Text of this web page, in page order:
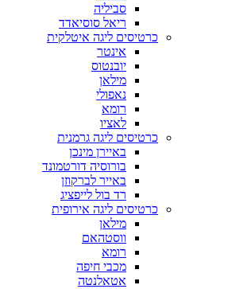
סביליה
ריאל סוסיאדד
כרטיסים ליגה איטלקית
אינטר
יובנטוס
מילאן
נאפולי
רומא
לאציו
כרטיסים ליגה גרמנית
באיירן מינכן
בורוסיה דורטמונד
באייר לברקוזן
רד בול לייפציג
כרטיסים ליגה אירופית
מילאן
ווסטהאם
רומא
מכבי חיפה
אטאלנטה